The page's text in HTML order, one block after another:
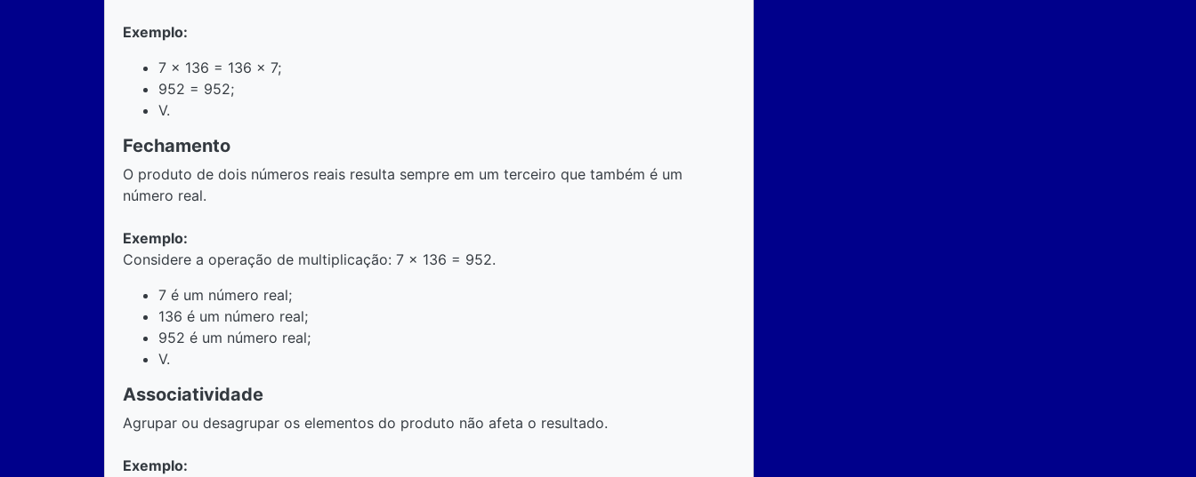
Exemplo:
7 x 136 = 136 x 7;
952 = 952;
V.
Fechamento
O produto de dois números reais resulta sempre em um terceiro que também é um
número real.
Exemplo:
Considere a operação de multiplicação: 7 x 136 = 952.
7 é um número real;
136 é um número real;
952 é um número real;
V.
Associatividade
Agrupar ou desagrupar os elementos do produto não afeta o resultado.
Exemplo: